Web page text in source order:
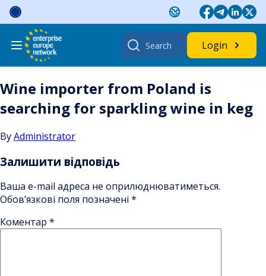
Skip
content
Search
for:
Login
Wine importer from Poland is
searching for sparkling wine in keg
ByAdministrator
Залишити відповідь
Ваша e-mail адреса не оприлюднюватиметься.
Обов’язкові поля позначені *
Коментар *